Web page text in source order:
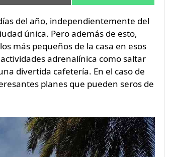
del año, independientemente del
única. Pero además de esto,
más pequeños de la casa en esos
adrenalínica como saltar
divertida cafetería. En el caso de
planes que pueden seros de